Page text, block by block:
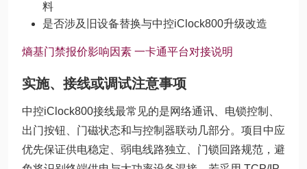
料
是否涉及旧设备替换与中控iClock800升级改造
熵基门禁报价影响因素 一卡通平台对接说明
实施、接线或调试注意事项
中控iClock800接线最常见的是网络通讯、电锁控制、
出门按钮、门磁状态和与控制器联动几部分。项目中应
优先保证供电稳定、弱电线路独立、门锁回路规范，避